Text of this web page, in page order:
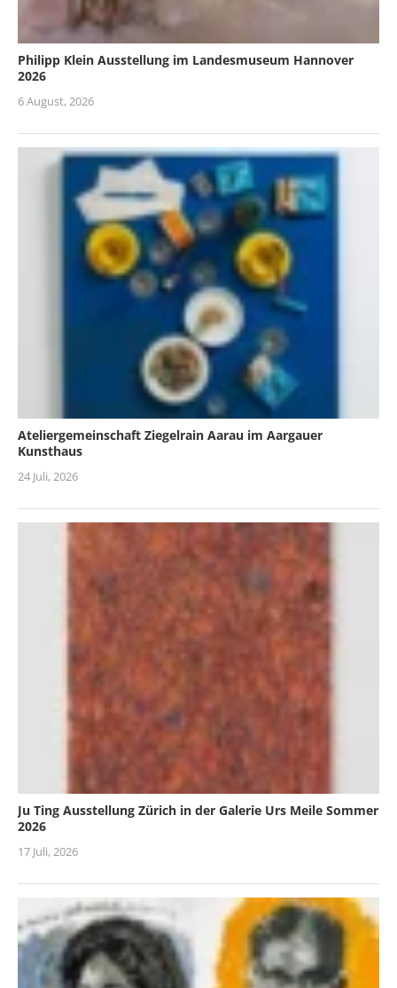
Philipp Klein Ausstellung im Landesmuseum Hannover
2026
6 August, 2026
Ateliergemeinschaft Ziegelrain Aarau im Aargauer
Kunsthaus
24 Juli, 2026
Ju Ting Ausstellung Zürich in der Galerie Urs Meile Sommer
2026
17 Juli, 2026